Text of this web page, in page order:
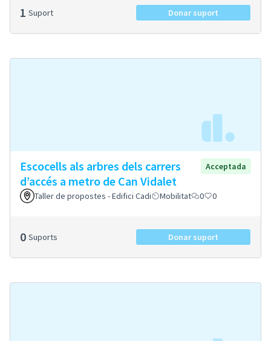
1 Suport Donar suport
Escocells als arbres dels carrers
d’accés a metro de Can Vidalet
Acceptada
Taller de propostes - Edifici Cadi Mobilitat 0 0
0 Suports Donar suport